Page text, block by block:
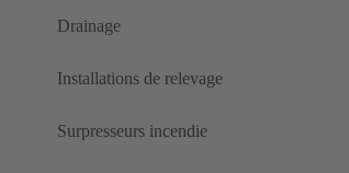
Drainage
Installations de relevage
Surpresseurs incendie